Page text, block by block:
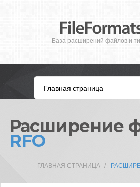
База расширений файлов и
Расширение
RFO
ГЛАВНАЯ СТРАНИЦА